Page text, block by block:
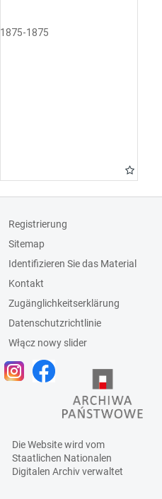
1875-1875
Registrierung
Sitemap
Identifizieren Sie das Material
Kontakt
Zugänglichkeitserklärung
Datenschutzrichtlinie
Włącz nowy slider
Die Website wird vom
Staatlichen Nationalen
Digitalen Archivverwaltet